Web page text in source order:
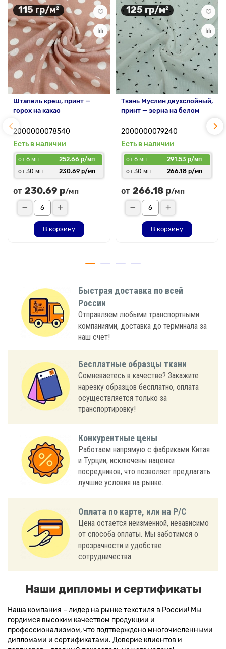
115 гр/м²
Штапель креш, принт —
горох на какао
2000000078540
Есть в наличии
от 6 мп
252.66 р/мп
от 30 мп
230.69 р/мп
от 230.69 р/мп
В корзину
125 гр/м²
Ткань Муслин двухслойный,
принт — зерна на белом
2000000079240
Есть в наличии
от 6 мп
291.53 р/мп
от 30 мп
266.18 р/мп
от 266.18 р/мп
В корзину
Быстрая доставка по всей
России
Отправляем любыми транспортными
компаниями, доставка до терминала за
наш счет!
Бесплатные образцы ткани
Сомневаетесь в качестве? Закажите
нарезку образцов бесплатно, оплата
осуществляется только за
транспортировку!
Конкурентные цены
Работаем напрямую с фабриками Китая
и Турции, исключены наценки
посредников, что позволяет предлагать
лучшие условия на рынке.
Оплата по карте, или на Р/С
Цена остается неизменной, независимо
от способа оплаты. Мы заботимся о
прозрачности и удобстве
сотрудничества.
Наши дипломы и сертификаты
Наша компания – лидер на рынке текстиля в России! Мы
гордимся высоким качеством продукции и
профессионализмом, что подтверждено многочисленными
дипломами и сертификатами. Доверие клиентов и